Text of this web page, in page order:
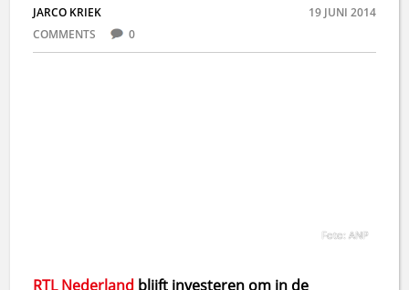
JARCO KRIEK
19 JUNI 2014
COMMENTS
0
Foto: ANP
RTL Nederland blijft investeren om in de